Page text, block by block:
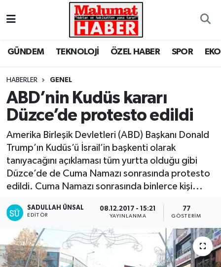
GÜNDEM TEKNOLOJİ ÖZEL HABER SPOR
HABERLER GENEL
ABD’nin Kudüs kararı
Düzce’de protesto edildi
Amerika Birleşik Devletleri (ABD) Başkanı Donald
Trump’ın Kudüs’ü İsrail’in başkenti olarak
tanıyacağını açıklaması tüm yurtta olduğu gibi
Düzce’de de Cuma Namazı sonrasında protesto
edildi. Cuma Namazı sonrasında binlerce kişi...
SADULLAH ÜNSAL
EDITÖR
08.12.2017 - 15:21
YAYINLANMA
77
GÖSTERIM
Nöbetçi Eczaneler
Süper Lig Puan Durumu ve Fikstür
Tüm Manşetler
Son Dakika Haberleri
Haber Arşivi